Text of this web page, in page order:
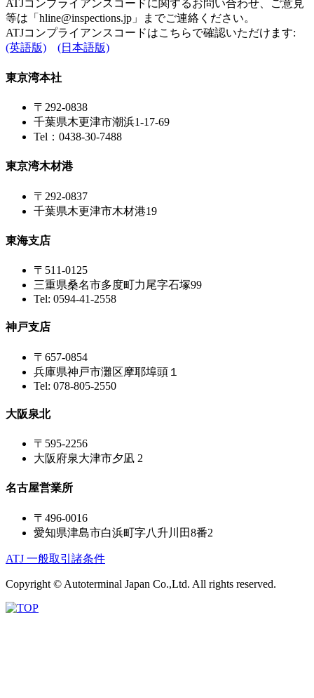
ATJコンプライアンスコードに関するお問い合わせ、ご意見
等は「 hline@inspections.jp 」までご連絡ください。
ATJコンプライアンスコードはこちらで確認いただけます:
(英語版)
(日本語版)
東京湾本社
〒292-0838
千葉県木更津市潮浜1-17-69
Tel：0438-30-7488
東京湾木材港
〒292-0837
千葉県木更津市木材港19
東海支店
〒511-0125
三重県桑名市多度町力尾字石塚99
Tel: 0594-41-2558
神戸支店
〒657-0854
兵庫県神戸市灘区摩耶埠頭１
Tel: 078-805-2550
大阪泉北
〒595-2256
大阪府泉大津市夕凪 2
名古屋営業所
〒496-0016
愛知県津島市白浜町字八升川田8番2
ATJ 一般取引諸条件
Copyright © Autoterminal Japan Co.,Ltd. All rights reserved.